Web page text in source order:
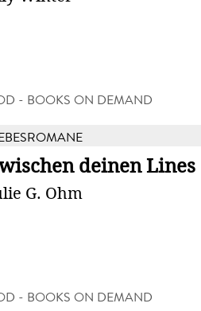
- BOOKS ON DEMAND
deinen Lines
G. Ohm
- BOOKS ON DEMAND